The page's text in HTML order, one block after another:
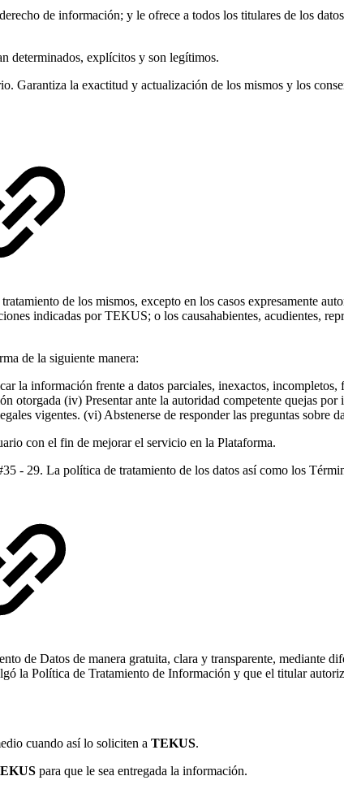
de información; y le ofrece a todos los titulares de los
determinados, explícitos y son legítimos.
la exactitud y actualización de los mismos y los
de los mismos, excepto en los casos expresamente
indicadas por TEKUS; o los causahabientes, acudientes,
de la siguiente manera:
la información frente a datos parciales, inexactos, incompletos,
(iv) Presentar ante la autoridad competente quejas por
vigentes. (vi) Abstenerse de responder las preguntas sobre
con el fin de mejorar el servicio en la Plataforma.
- 29. La política de tratamiento de los datos así como los
de Datos de manera gratuita, clara y transparente, mediante
la Política de Tratamiento de Información y que el titular
cuando así lo soliciten a TEKUS.
para que le sea entregada la información.